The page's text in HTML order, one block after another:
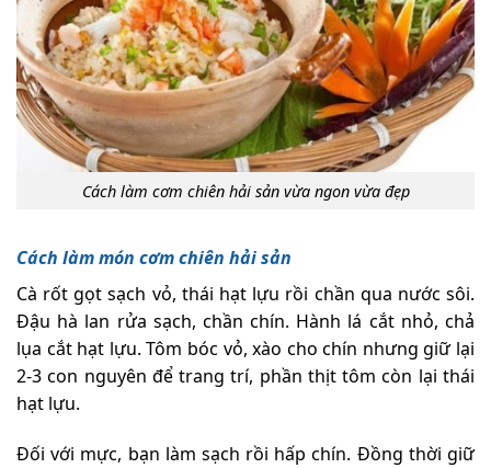
Cách làm cơm chiên hải sản vừa ngon vừa đẹp
Cách làm món cơm chiên hải sản
Cà rốt gọt sạch vỏ, thái hạt lựu rồi chần qua nước sôi.
Đậu hà lan rửa sạch, chần chín. Hành lá cắt nhỏ, chả
lụa cắt hạt lựu. Tôm bóc vỏ, xào cho chín nhưng giữ lại
2-3 con nguyên để trang trí, phần thịt tôm còn lại thái
hạt lựu.
Đối với mực, bạn làm sạch rồi hấp chín. Đồng thời giữ